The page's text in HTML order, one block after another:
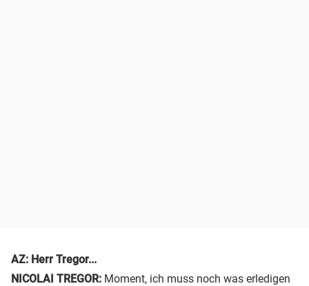
AZ: Herr Tregor...
NICOLAI TREGOR: Moment, ich muss noch was erledigen